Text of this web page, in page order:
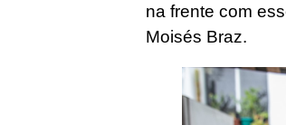
na frente com
Moisés Braz.